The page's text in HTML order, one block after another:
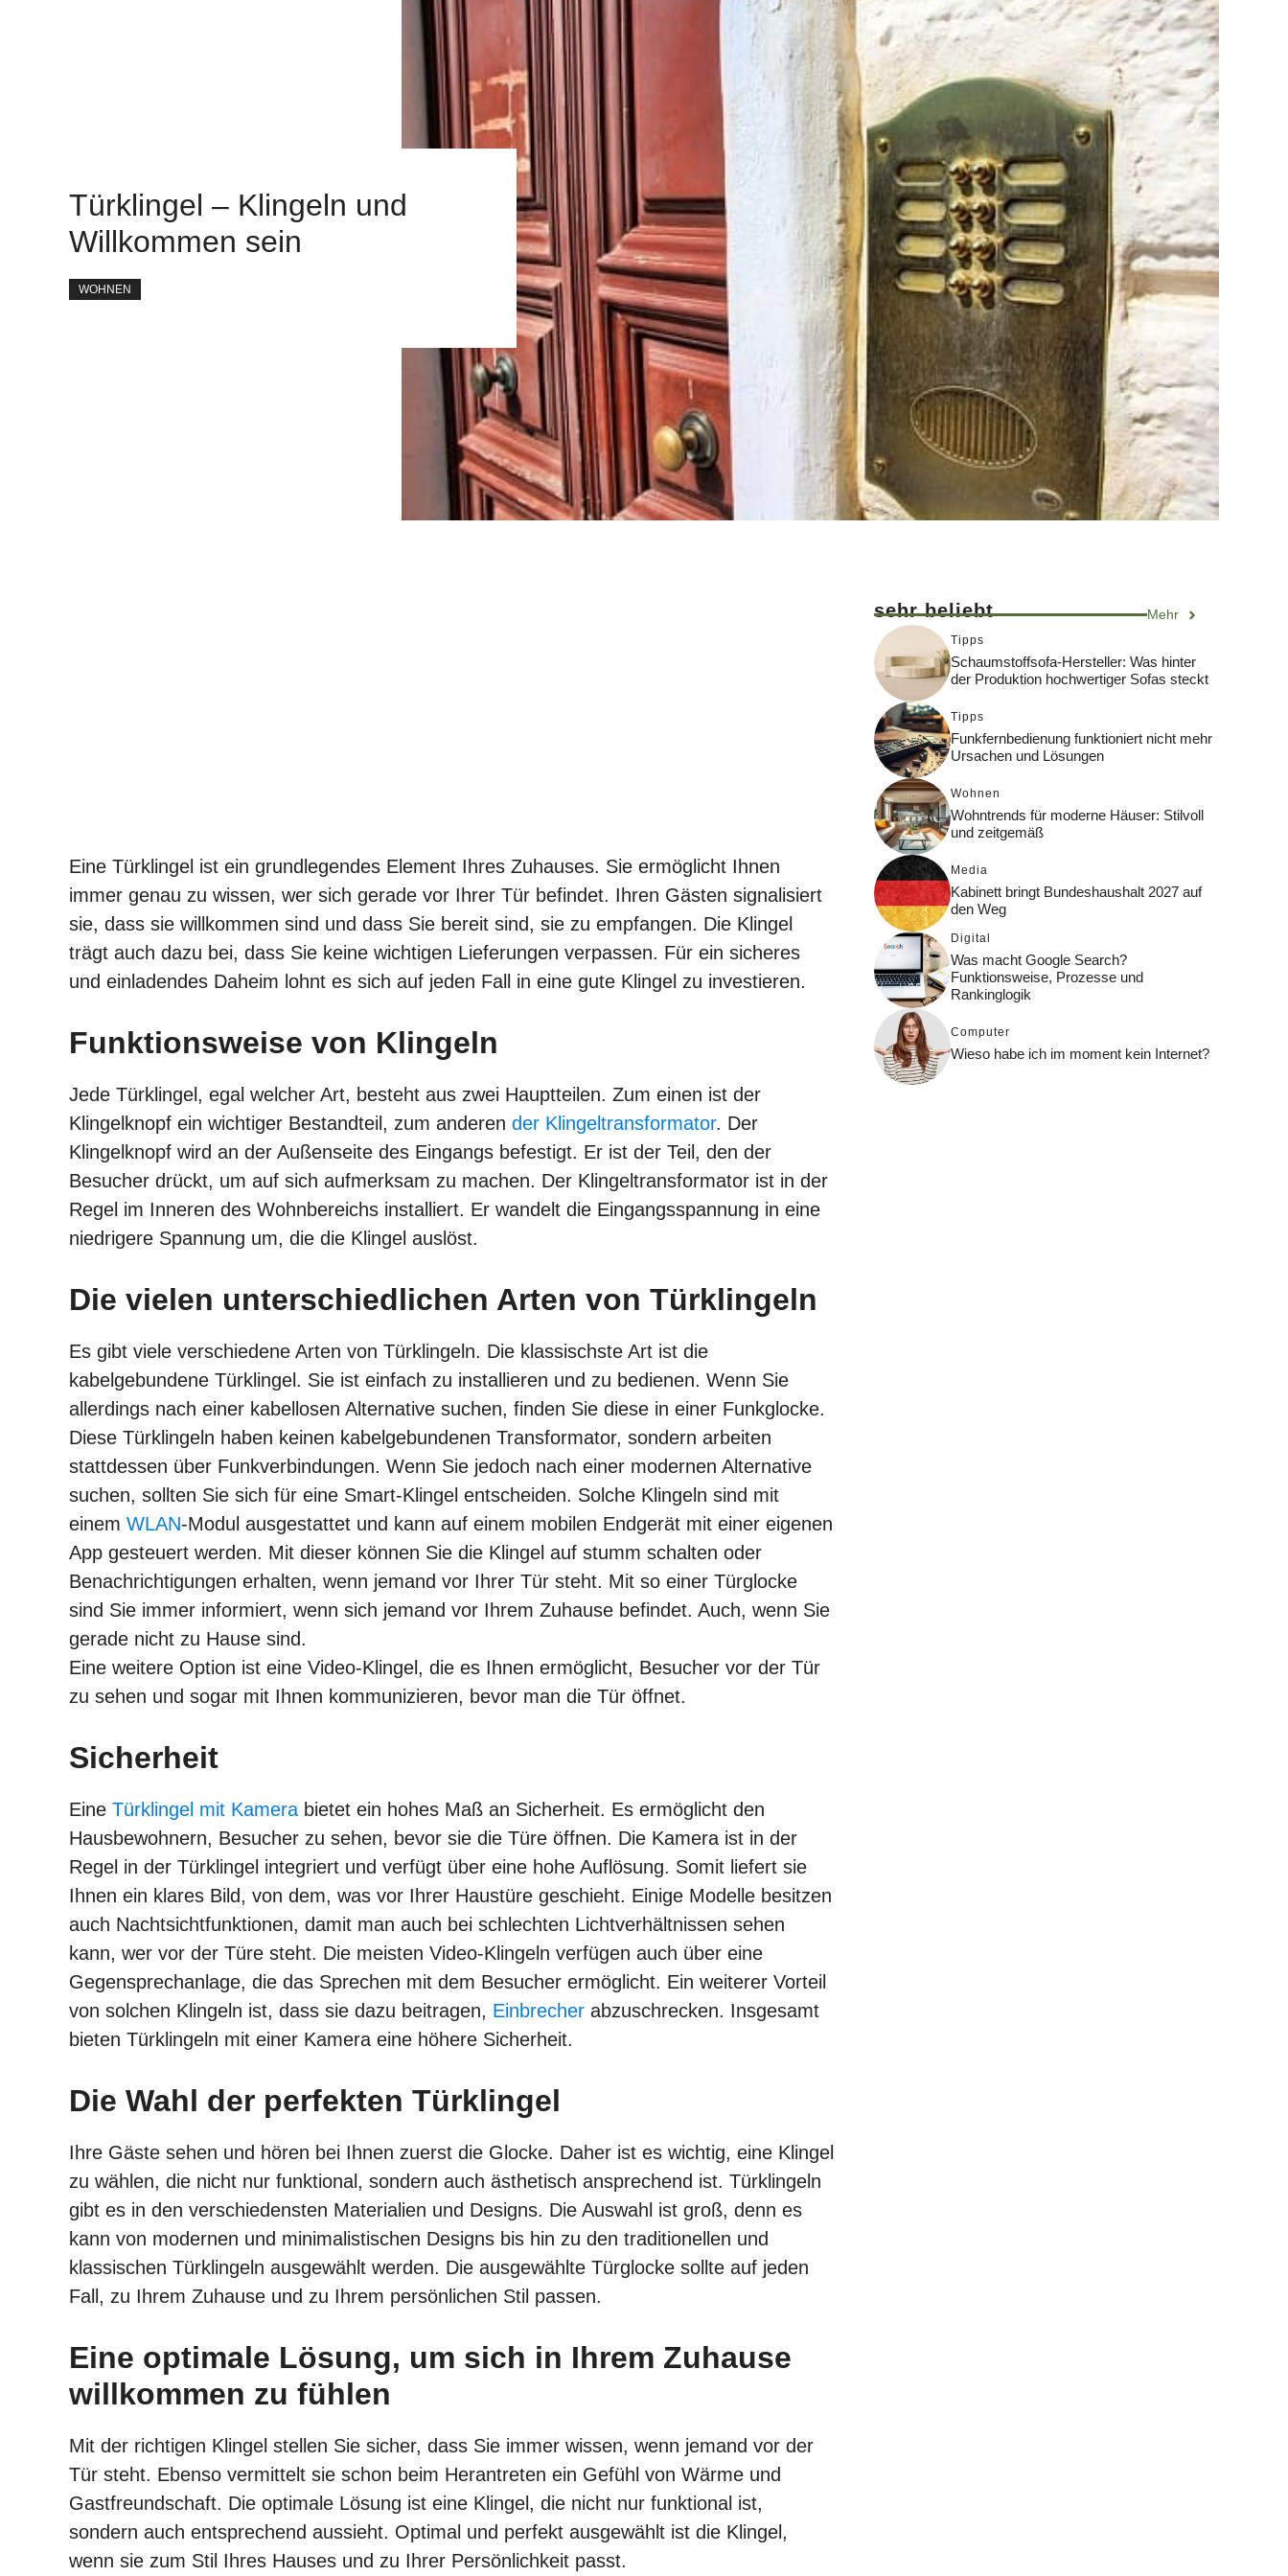
Türklingel – Klingeln und
Willkommen sein
WOHNEN
Eine Türklingel ist ein grundlegendes Element Ihres Zuhauses. Sie ermöglicht Ihnen
immer genau zu wissen, wer sich gerade vor Ihrer Tür befindet. Ihren Gästen signalisiert
sie, dass sie willkommen sind und dass Sie bereit sind, sie zu empfangen. Die Klingel
trägt auch dazu bei, dass Sie keine wichtigen Lieferungen verpassen. Für ein sicheres
und einladendes Daheim lohnt es sich auf jeden Fall in eine gute Klingel zu investieren.
Funktionsweise von Klingeln
Jede Türklingel, egal welcher Art, besteht aus zwei Hauptteilen. Zum einen ist der
Klingelknopf ein wichtiger Bestandteil, zum anderen der Klingeltransformator. Der
Klingelknopf wird an der Außenseite des Eingangs befestigt. Er ist der Teil, den der
Besucher drückt, um auf sich aufmerksam zu machen. Der Klingeltransformator ist in der
Regel im Inneren des Wohnbereichs installiert. Er wandelt die Eingangsspannung in eine
niedrigere Spannung um, die die Klingel auslöst.
Die vielen unterschiedlichen Arten von Türklingeln
Es gibt viele verschiedene Arten von Türklingeln. Die klassischste Art ist die
kabelgebundene Türklingel. Sie ist einfach zu installieren und zu bedienen. Wenn Sie
allerdings nach einer kabellosen Alternative suchen, finden Sie diese in einer Funkglocke.
Diese Türklingeln haben keinen kabelgebundenen Transformator, sondern arbeiten
stattdessen über Funkverbindungen. Wenn Sie jedoch nach einer modernen Alternative
suchen, sollten Sie sich für eine Smart-Klingel entscheiden. Solche Klingeln sind mit
einem WLAN-Modul ausgestattet und kann auf einem mobilen Endgerät mit einer eigenen
App gesteuert werden. Mit dieser können Sie die Klingel auf stumm schalten oder
Benachrichtigungen erhalten, wenn jemand vor Ihrer Tür steht. Mit so einer Türglocke
sind Sie immer informiert, wenn sich jemand vor Ihrem Zuhause befindet. Auch, wenn Sie
gerade nicht zu Hause sind.
Eine weitere Option ist eine Video-Klingel, die es Ihnen ermöglicht, Besucher vor der Tür
zu sehen und sogar mit Ihnen kommunizieren, bevor man die Tür öffnet.
Sicherheit
Eine Türklingel mit Kamera bietet ein hohes Maß an Sicherheit. Es ermöglicht den
Hausbewohnern, Besucher zu sehen, bevor sie die Türe öffnen. Die Kamera ist in der
Regel in der Türklingel integriert und verfügt über eine hohe Auflösung. Somit liefert sie
Ihnen ein klares Bild, von dem, was vor Ihrer Haustüre geschieht. Einige Modelle besitzen
auch Nachtsichtfunktionen, damit man auch bei schlechten Lichtverhältnissen sehen
kann, wer vor der Türe steht. Die meisten Video-Klingeln verfügen auch über eine
Gegensprechanlage, die das Sprechen mit dem Besucher ermöglicht. Ein weiterer Vorteil
von solchen Klingeln ist, dass sie dazu beitragen, Einbrecher abzuschrecken. Insgesamt
bieten Türklingeln mit einer Kamera eine höhere Sicherheit.
Die Wahl der perfekten Türklingel
Ihre Gäste sehen und hören bei Ihnen zuerst die Glocke. Daher ist es wichtig, eine Klingel
zu wählen, die nicht nur funktional, sondern auch ästhetisch ansprechend ist. Türklingeln
gibt es in den verschiedensten Materialien und Designs. Die Auswahl ist groß, denn es
kann von modernen und minimalistischen Designs bis hin zu den traditionellen und
klassischen Türklingeln ausgewählt werden. Die ausgewählte Türglocke sollte auf jeden
Fall, zu Ihrem Zuhause und zu Ihrem persönlichen Stil passen.
Eine optimale Lösung, um sich in Ihrem Zuhause
willkommen zu fühlen
Mit der richtigen Klingel stellen Sie sicher, dass Sie immer wissen, wenn jemand vor der
Tür steht. Ebenso vermittelt sie schon beim Herantreten ein Gefühl von Wärme und
Gastfreundschaft. Die optimale Lösung ist eine Klingel, die nicht nur funktional ist,
sondern auch entsprechend aussieht. Optimal und perfekt ausgewählt ist die Klingel,
wenn sie zum Stil Ihres Hauses und zu Ihrer Persönlichkeit passt.
sehr beliebt Mehr
Tipps
Schaumstoffsofa-Hersteller: Was hinter
der Produktion hochwertiger Sofas steckt
Tipps
Funkfernbedienung funktioniert nicht mehr
Ursachen und Lösungen
Wohnen
Wohntrends für moderne Häuser: Stilvoll
und zeitgemäß
Media
Kabinett bringt Bundeshaushalt 2027 auf
den Weg
Digital
Was macht Google Search?
Funktionsweise, Prozesse und
Rankinglogik
Computer
Wieso habe ich im moment kein Internet?